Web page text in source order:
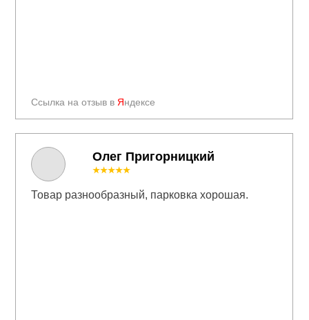
Олег Пригорницкий
Ссылка на отзыв в Яндексе
★★★★★
Товар разнообразный, парковка хорошая.